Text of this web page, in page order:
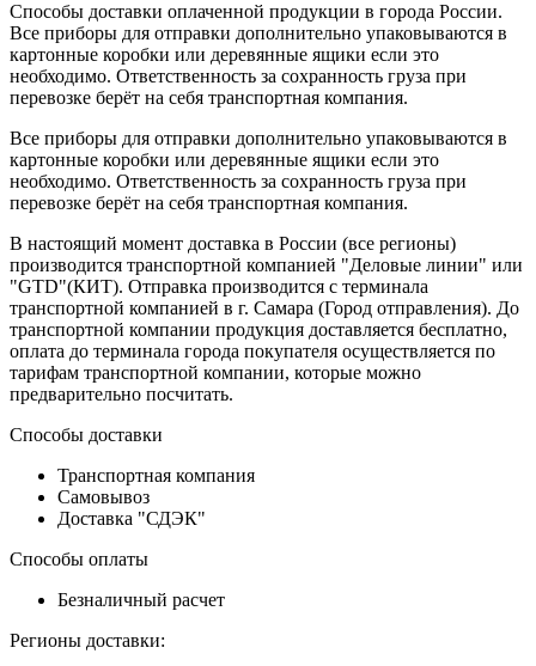
Способы доставки оплаченной продукции в города России.
Все приборы для отправки дополнительно упаковываются в
картонные коробки или деревянные ящики если это
необходимо. Ответственность за сохранность груза при
перевозке берёт на себя транспортная компания.
Все приборы для отправки дополнительно упаковываются в
картонные коробки или деревянные ящики если это
необходимо. Ответственность за сохранность груза при
перевозке берёт на себя транспортная компания.
В настоящий момент доставка в России (все регионы)
производится транспортной компанией "Деловые линии" или
"GTD"(КИТ). Отправка производится с терминала
транспортной компанией в г. Самара (Город отправления). До
транспортной компании продукция доставляется бесплатно,
оплата до терминала города покупателя осуществляется по
тарифам транспортной компании, которые можно
предварительно посчитать.
Способы доставки
Транспортная компания
Самовывоз
Доставка "СДЭК"
Способы оплаты
Безналичный расчет
Регионы доставки: